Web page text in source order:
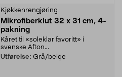
Kjøkkenrengjøring
Mikrofiberklut 32 x 31 cm, 4-
pakning
Kåret til «soleklar favoritt» i
svenske Afton...
Utførelse: Grå/beige